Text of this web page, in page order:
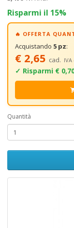
Risparmi il 15%
🔥 OFFERTA
Acquistando 5 pz:
€ 2,65 cad. IVA
✓ Risparmi €
Quantità